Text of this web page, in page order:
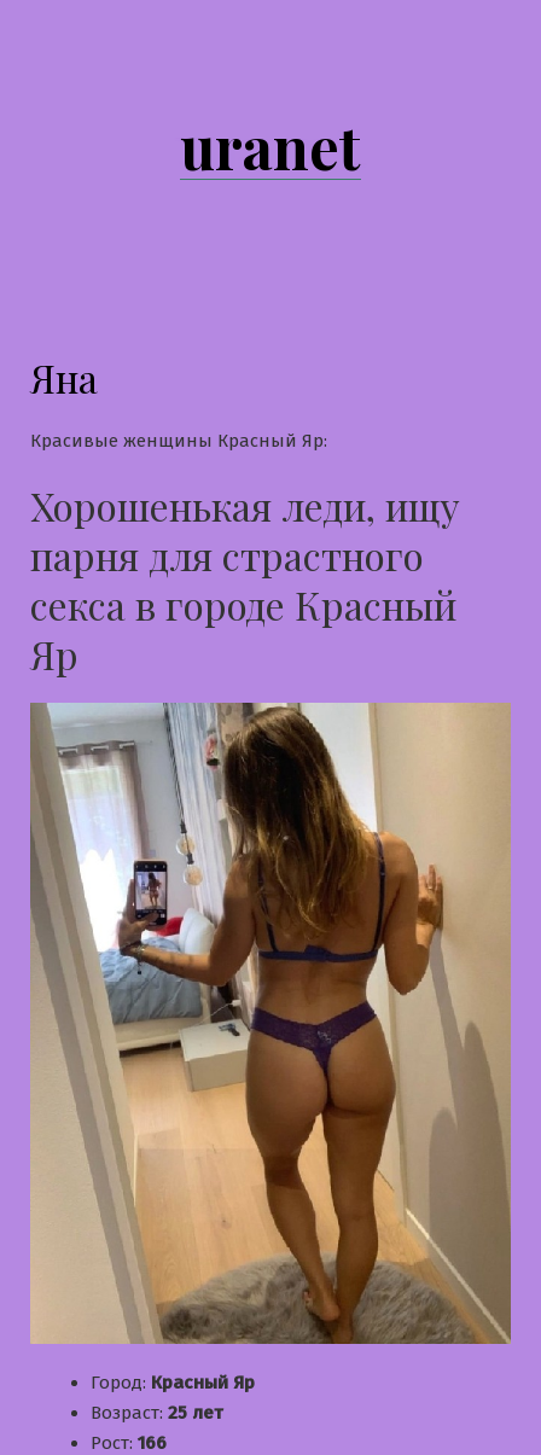
uranet
Яна
Красивые женщины Красный Яр:
Хорошенькая леди, ищу
парня для страстного
секса в городе Красный
Яр
Город: Красный Яр
Возраст: 25 лет
Рост: 166